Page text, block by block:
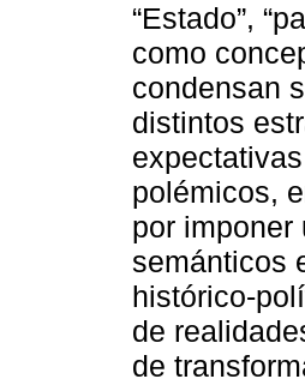
“Estado”,
como
condensan
distintos
polémicos,
por imponer
semánticos
histórico-
de
de